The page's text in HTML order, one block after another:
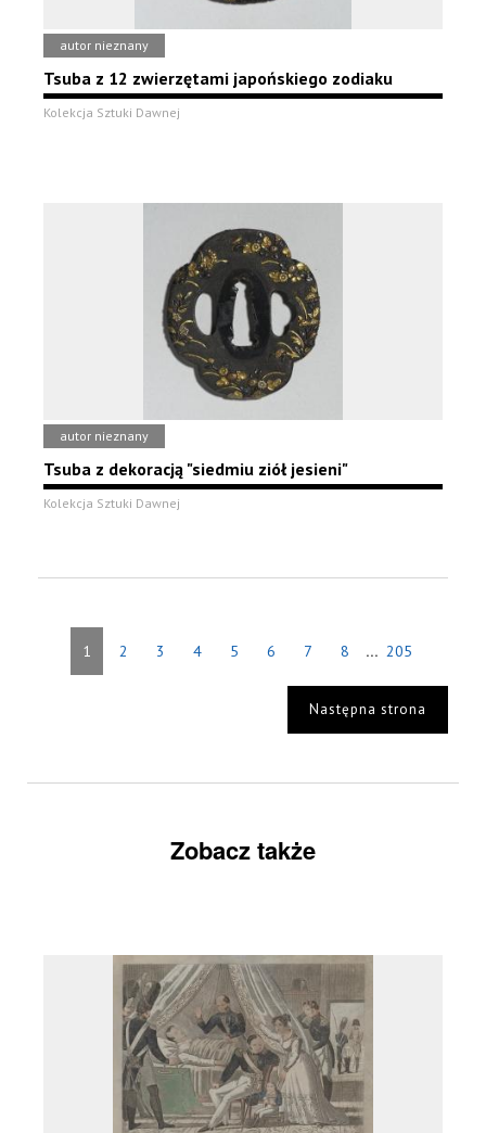
autor nieznany
Tsuba z 12 zwierzętami japońskiego zodiaku
Kolekcja Sztuki Dawnej
autor nieznany
Tsuba z dekoracją "siedmiu ziół jesieni"
Kolekcja Sztuki Dawnej
1 2 3 4 5 6 7 8 ... 205
Następna strona
Zobacz także